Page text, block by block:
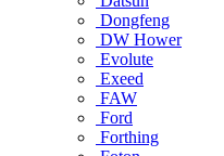
Dongfeng
DW Hower
Evolute
Exeed
FAW
Ford
Forthing